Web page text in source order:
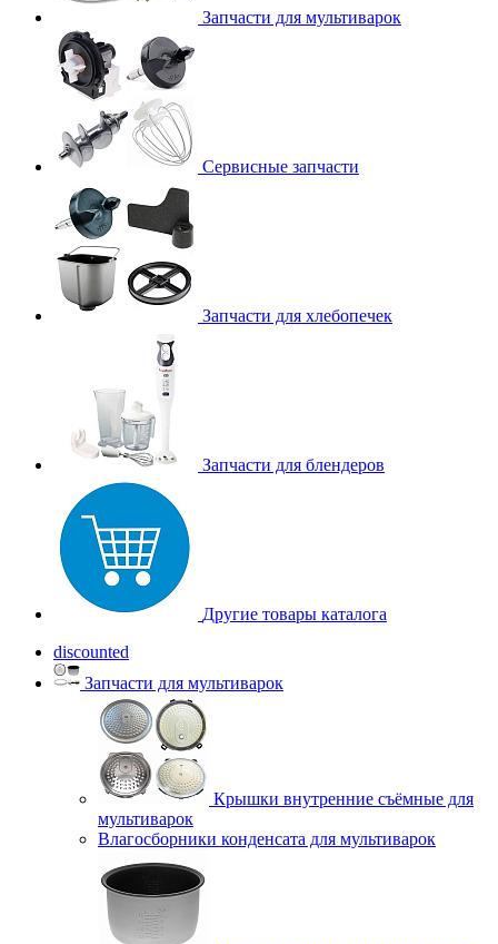
Запчасти для мультиварок
Сервисные запчасти
Запчасти для хлебопечек
Запчасти для блендеров
Другие товары каталога
discounted
Запчасти для мультиварок
Крышки внутренние съёмные для
мультиварок
Влагосборники конденсата для мультиварок